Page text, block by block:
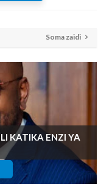
Soma zaidi
KATIKA ENZI YA